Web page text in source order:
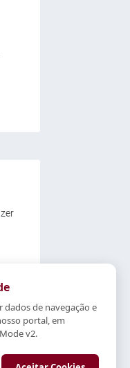
dados de navegação e
portal, em
v2.